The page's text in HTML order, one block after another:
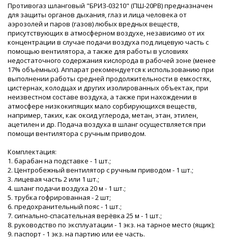
Противогаз шланговый "БРИЗ-03210" (ПШ-20РВ) предназначен
для защиты органов дыхания, глаз и лица человека от
аэрозолей и паров (газов) любых вредных веществ,
присутствующих в атмосферном воздухе, независимо от их
концентрации в случае подачи воздуха под лицевую часть с
помощью вентилятора, а также для работы в условиях
недостаточного содержания кислорода в рабочей зоне (менее
17% объёмных). Аппарат рекомендуется к использованию при
выполнении работы средней продолжительности в емкостях,
цистернах, колодцах и других изолированных объектах, при
неизвестном составе воздуха, а также при нахождении в
атмосфере низкокипящих мало сорбирующихся веществ,
например, таких, как оксид углерода, метан, этан, этилен,
ацетилен и др. Подача воздуха в шланг осуществляется при
помощи вентилятора с ручным приводом.
Комплектация:
1. барабан на подставке - 1 шт.;
2. Центробежный вентилятор с ручным приводом - 1 шт.;
3. лицевая часть 2 или 1 шт.;
4. шланг подачи воздуха 20 м - 1 шт.;
5. трубка гофрированная - 2 шт;
6. предохранительный пояс - 1 шт.;
7. сигнально-спасательная верёвка 25 м - 1 шт.;
8. руководство по эксплуатации - 1 экз. на тарное место (ящик);
9. паспорт - 1 экз. на партию или ее часть.